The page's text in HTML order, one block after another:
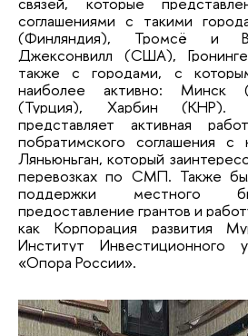
соглашениями с такими
(Финляндия), Тромсё и
Джексонвилл (США),
также с городами, с
наиболее активно: Минск
(Турция), Харбин (КНР).
представляет активная
побратимского соглашения с
Ляньюньган, который
перевозках по СМП. Также
поддержки местного
предоставление грантов и
как Корпорация развития
Институт Инвестиционного
«Опора России».